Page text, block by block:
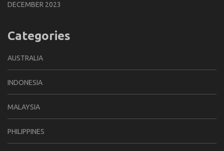
DECEMBER 2023
Categories
AUSTRALIA
INDONESIA
MALAYSIA
PHILIPPINES